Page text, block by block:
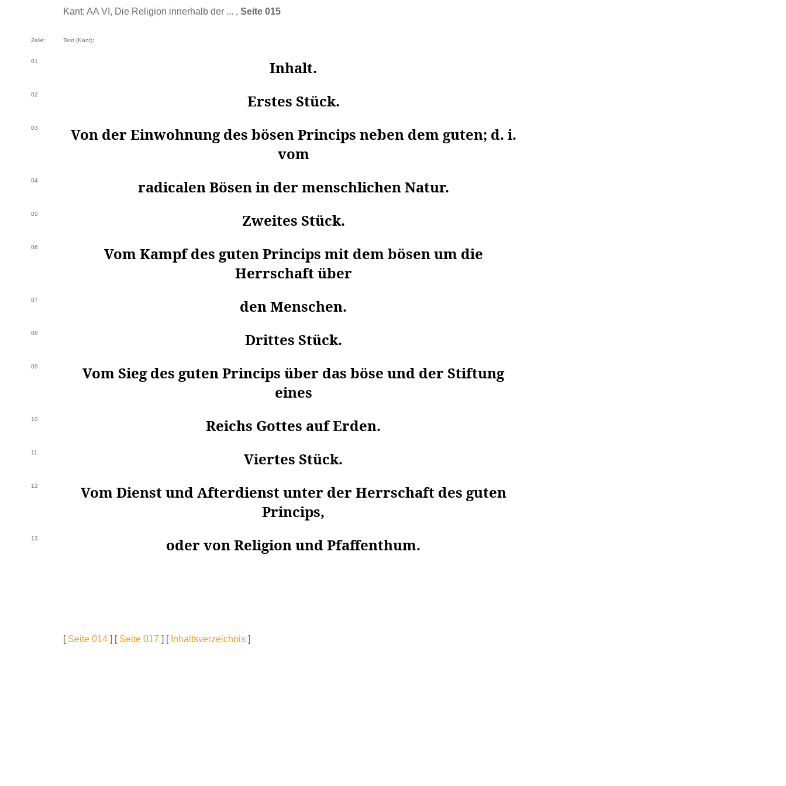
Kant: AA VI, Die Religion innerhalb der ... , Seite 015
Zeile: Text (Kant):
01 Inhalt.
02 Erstes Stück.
03
Von der Einwohnung des bösen Princips neben dem guten; d. i.
vom
04 radicalen Bösen in der menschlichen Natur.
05 Zweites Stück.
06
Vom Kampf des guten Princips mit dem bösen um die
Herrschaft über
07 den Menschen.
08 Drittes Stück.
09
Vom Sieg des guten Princips über das böse und der Stiftung
eines
10 Reichs Gottes auf Erden.
11 Viertes Stück.
12
Vom Dienst und Afterdienst unter der Herrschaft des guten
Princips,
13 oder von Religion und Pfaffenthum.
[ Seite 014 ] [ Seite 017 ] [ Inhaltsverzeichnis ]